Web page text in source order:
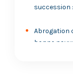
succession
Abrogation
bonne